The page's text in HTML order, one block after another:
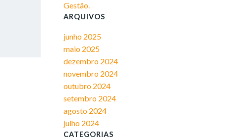
Gestão.​
ARQUIVOS
junho 2025
maio 2025
dezembro 2024
novembro 2024
outubro 2024
setembro 2024
agosto 2024
julho 2024
CATEGORIAS